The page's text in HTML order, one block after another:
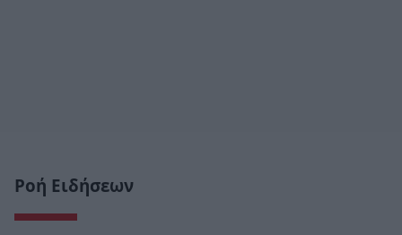
Ροή Ειδήσεων